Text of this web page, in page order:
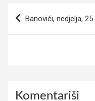
Banovići, nedjelja,
Komentariši